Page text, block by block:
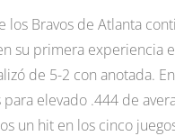
los Bravos de Atlanta
su primera experiencia
de 5-2 con anotada.
elevado .444 de
un hit en los cinco